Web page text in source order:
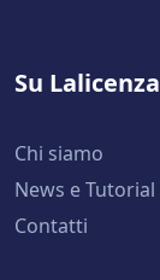
Su Lalicenza
Chi siamo
News e Tutorial
Contatti